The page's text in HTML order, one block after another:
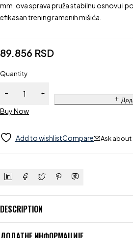
mm, ova sprava pruža stabilnu osnovu i
efikasan trening ramenih mišića.
89.856 RSD
Quantity
Buy Now
Add to wishlistCompare Ask
DESCRIPTION